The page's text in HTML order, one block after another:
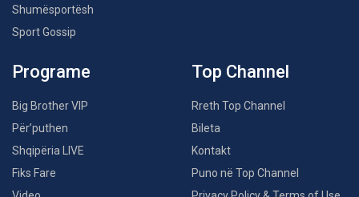
Shumësportësh
Sport Gossip
Programe
Big Brother VIP
Për’puthen
Shqipëria LIVE
Fiks Fare
Top Channel
Rreth Top Channel
Bileta
Kontakt
Puno në Top Channel